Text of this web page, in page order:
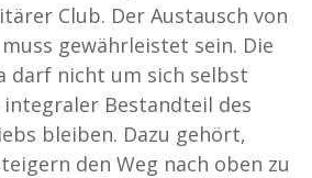
Club. Der Austausch von
gewährleistet sein. Die
darf nicht um sich selbst
integraler Bestandteil des
bleiben. Dazu gehört,
den Weg nach oben zu